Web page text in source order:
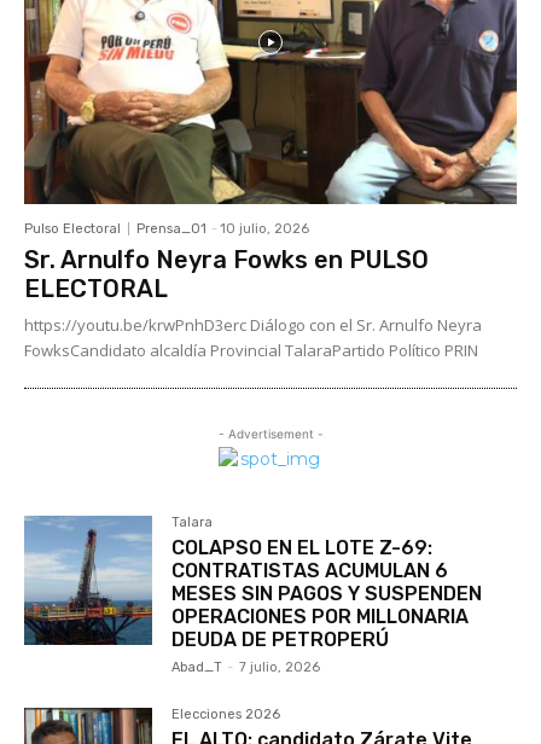
Pulso Electoral Prensa_01 - 10 julio, 2026
Sr. Arnulfo Neyra Fowks en PULSO
ELECTORAL
https://youtu.be/krwPnhD3erc Diálogo con el Sr. Arnulfo Neyra
FowksCandidato alcaldía Provincial TalaraPartido Político PRIN
- Advertisement -
Talara
COLAPSO EN EL LOTE Z-69:
CONTRATISTAS ACUMULAN 6
MESES SIN PAGOS Y SUSPENDEN
OPERACIONES POR MILLONARIA
DEUDA DE PETROPERÚ
Abad_T - 7 julio, 2026
Elecciones 2026